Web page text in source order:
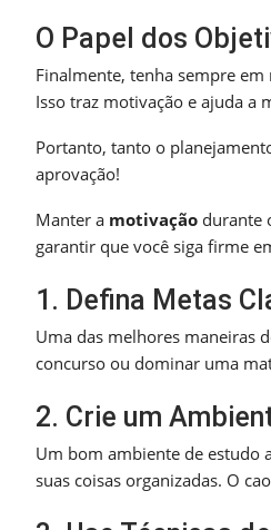
O Papel dos
Finalmente, tenha sempre
Isso traz motivação e ajuda a
Portanto, tanto o
aprovação!
Manter a motivação durante
garantir que você siga firme
1. Defina Metas
Uma das melhores maneiras
concurso ou dominar uma
2. Crie um
Um bom ambiente de estudo
suas coisas organizadas. O